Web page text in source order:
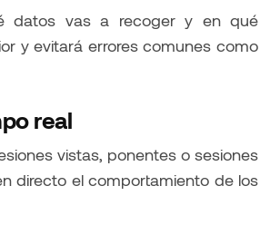
datos vas a recoger y en qué
y evitará errores comunes como
real
vistas, ponentes o sesiones
directo el comportamiento de los